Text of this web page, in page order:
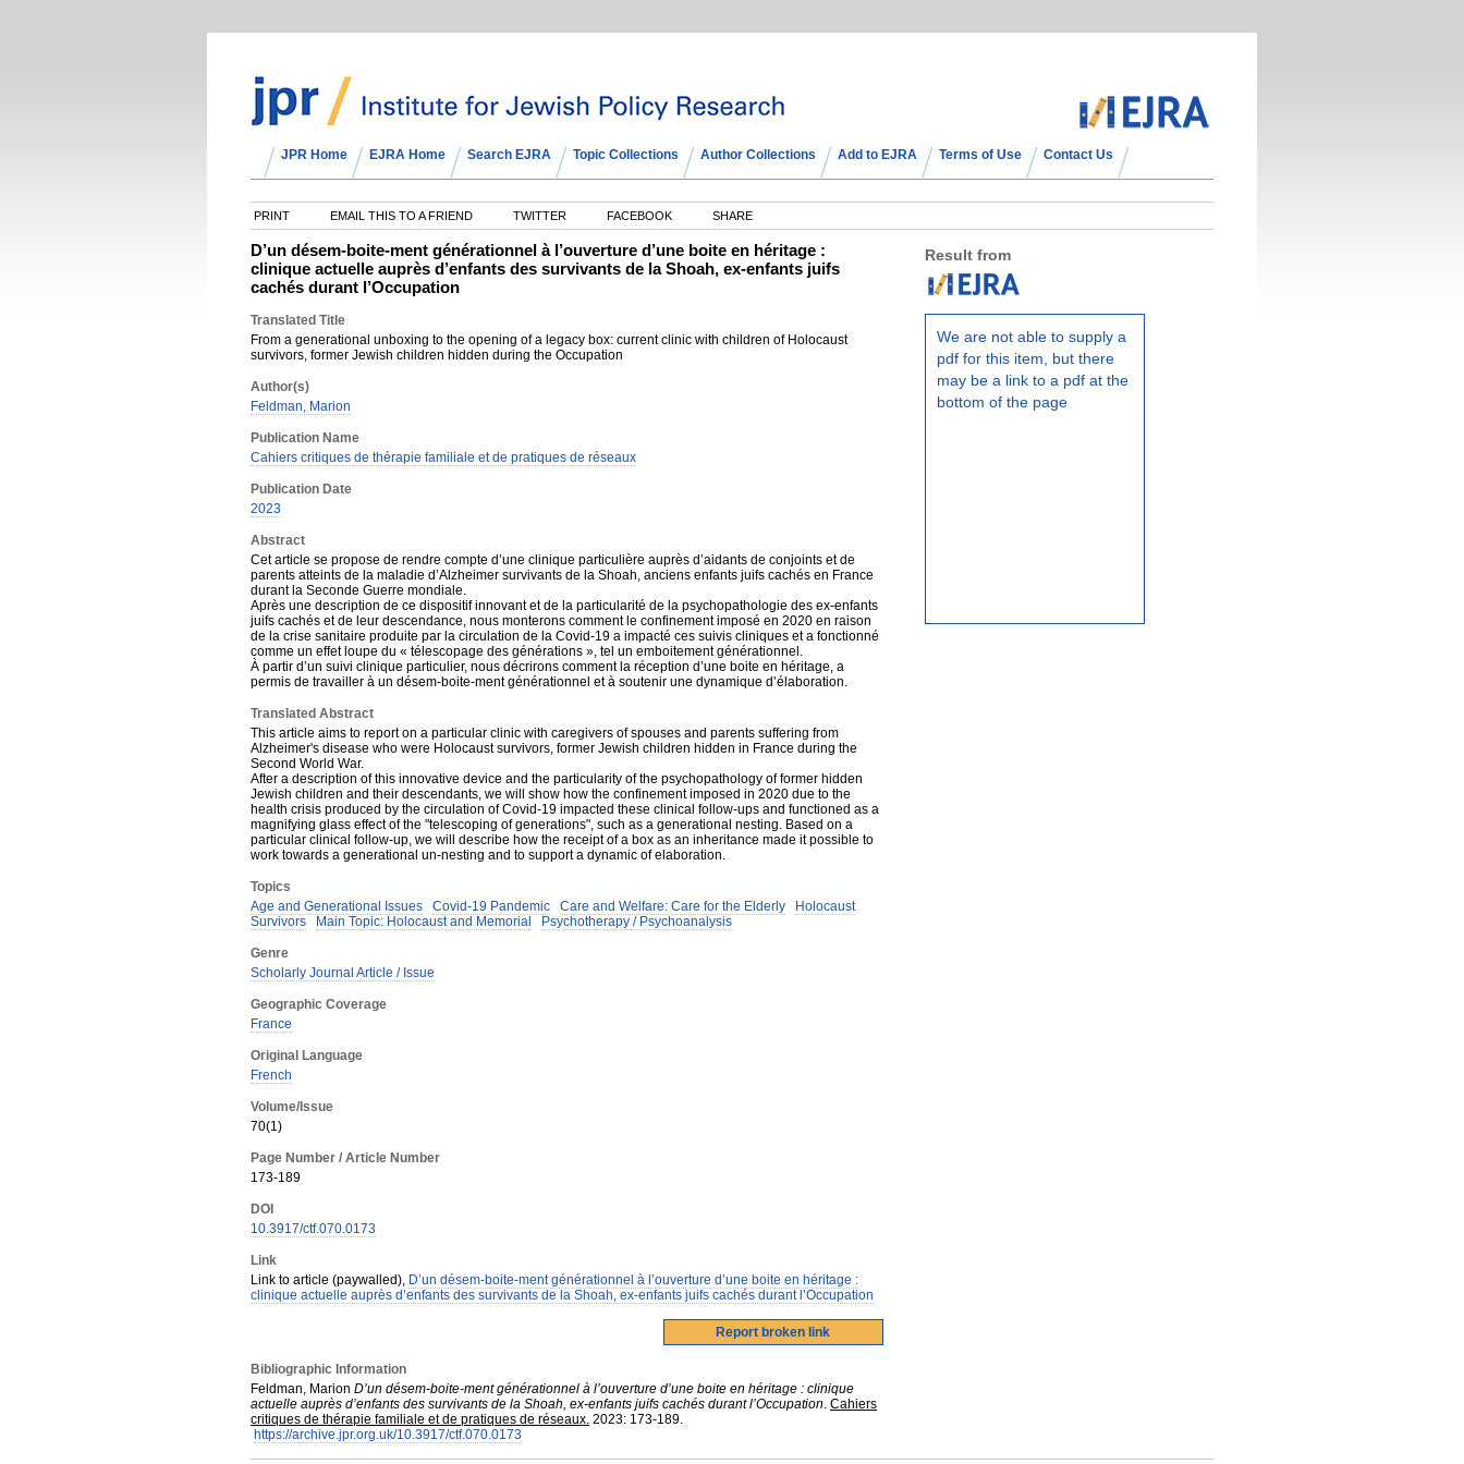
JPR Home EJRA Home Search EJRA Topic Collections Author Collections Add to EJRA Terms of Use Contact Us
PRINT EMAIL THIS TO A FRIEND TWITTER FACEBOOK SHARE
D’un désem-boite-ment générationnel à l’ouverture d’une boite en héritage :
clinique actuelle auprès d’enfants des survivants de la Shoah, ex-enfants juifs
cachés durant l’Occupation
Translated Title
From a generational unboxing to the opening of a legacy box: current clinic with children of Holocaust
survivors, former Jewish children hidden during the Occupation
Author(s)
Feldman, Marion
Publication Name
Cahiers critiques de thérapie familiale et de pratiques de réseaux
Publication Date
2023
Abstract
Cet article se propose de rendre compte d’une clinique particulière auprès d’aidants de conjoints et de
parents atteints de la maladie d’Alzheimer survivants de la Shoah, anciens enfants juifs cachés en France
durant la Seconde Guerre mondiale.
Après une description de ce dispositif innovant et de la particularité de la psychopathologie des ex-enfants
juifs cachés et de leur descendance, nous monterons comment le confinement imposé en 2020 en raison
de la crise sanitaire produite par la circulation de la Covid-19 a impacté ces suivis cliniques et a fonctionné
comme un effet loupe du « télescopage des générations », tel un emboitement générationnel.
À partir d’un suivi clinique particulier, nous décrirons comment la réception d’une boite en héritage, a
permis de travailler à un désem-boite-ment générationnel et à soutenir une dynamique d’élaboration.
Translated Abstract
This article aims to report on a particular clinic with caregivers of spouses and parents suffering from
Alzheimer's disease who were Holocaust survivors, former Jewish children hidden in France during the
Second World War.
After a description of this innovative device and the particularity of the psychopathology of former hidden
Jewish children and their descendants, we will show how the confinement imposed in 2020 due to the
health crisis produced by the circulation of Covid-19 impacted these clinical follow-ups and functioned as a
magnifying glass effect of the "telescoping of generations", such as a generational nesting. Based on a
particular clinical follow-up, we will describe how the receipt of a box as an inheritance made it possible to
work towards a generational un-nesting and to support a dynamic of elaboration.
Topics
Age and Generational Issues
Covid-19 Pandemic Care and Welfare: Care for the Elderly
Holocaust
Survivors
Main Topic: Holocaust and Memorial Psychotherapy / Psychoanalysis
Genre
Scholarly Journal Article / Issue
Geographic Coverage
France
Original Language
French
Volume/Issue
70(1)
Page Number / Article Number
173-189
DOI
10.3917/ctf.070.0173
Link
Link to article (paywalled), D’un désem-boite-ment générationnel à l’ouverture d’une boite en héritage :
clinique actuelle auprès d’enfants des survivants de la Shoah, ex-enfants juifs cachés durant l’Occupation
Bibliographic Information
Feldman, Marion D’un désem-boite-ment générationnel à l’ouverture d’une boite en héritage : clinique
actuelle auprès d’enfants des survivants de la Shoah, ex-enfants juifs cachés durant l’Occupation. Cahiers
critiques de thérapie familiale et de pratiques de réseaux. 2023: 173-189.
https://archive.jpr.org.uk/10.3917/ctf.070.0173
Result from
We are not able to supply a
pdf for this item, but there
may be a link to a pdf at the
bottom of the page